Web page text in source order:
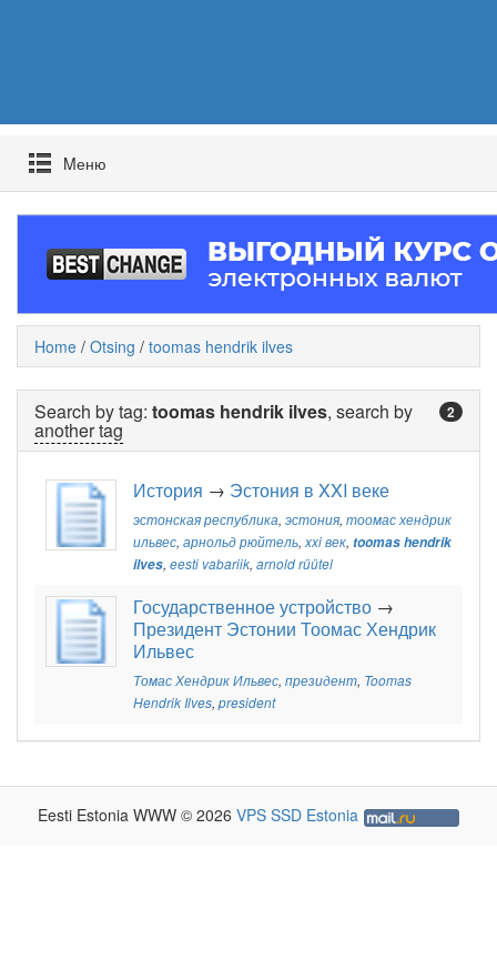
Mеню
Home / Otsing / toomas hendrik ilves
2
Search by tag: toomas hendrik ilves, search by
another tag
История → Эстония в XXI веке
эстонская республика, эстония, тоомас хендрик
ильвес, арнольд рюйтель, xxi век, toomas hendrik
ilves, eesti vabariik, arnold rüütel
Государственное устройство →
Президент Эстонии Тоомас Хендрик
Ильвес
Томас Хендрик Ильвес, президент, Toomas
Hendrik Ilves, president
Eesti Estonia WWW © 2026 VPS SSD Estonia